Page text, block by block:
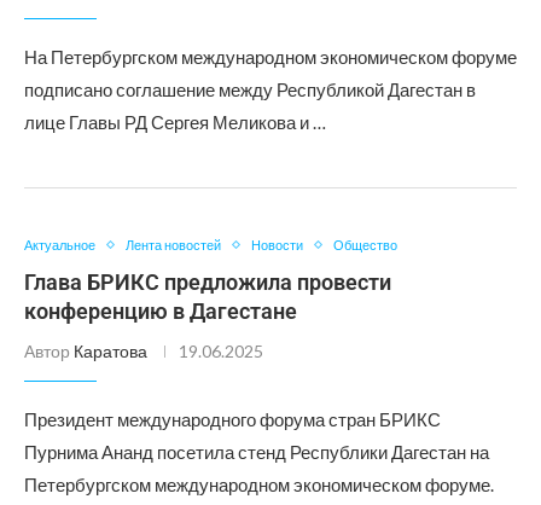
На Петербургском международном экономическом форуме
подписано соглашение между Республикой Дагестан в
лице Главы РД Сергея Меликова и …
Актуальное Лента новостей Новости Общество
Глава БРИКС предложила провести
конференцию в Дагестане
Автор Каратова 19.06.2025
Президент международного форума стран БРИКС
Пурнима Ананд посетила стенд Республики Дагестан на
Петербургском международном экономическом форуме.